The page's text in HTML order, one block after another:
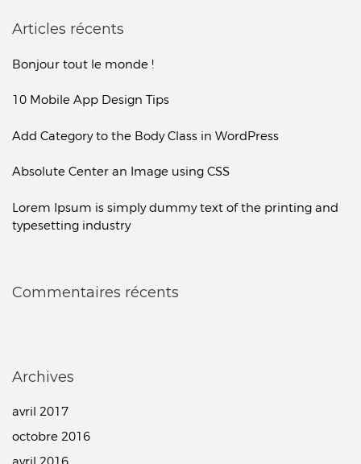
Articles récents
Bonjour tout le monde !
10 Mobile App Design Tips
Add Category to the Body Class in WordPress
Absolute Center an Image using CSS
Lorem Ipsum is simply dummy text of the printing and
typesetting industry
Commentaires récents
Archives
avril 2017
octobre 2016